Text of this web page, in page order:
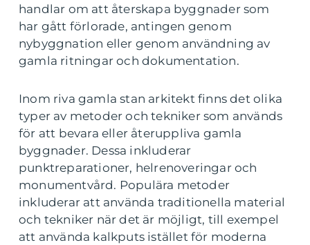
handlar om att återskapa byggnader som
har gått förlorade, antingen genom
nybyggnation eller genom användning av
gamla ritningar och dokumentation.
Inom riva gamla stan arkitekt finns det olika
typer av metoder och tekniker som används
för att bevara eller återuppliva gamla
byggnader. Dessa inkluderar
punktreparationer, helrenoveringar och
monumentvård. Populära metoder
inkluderar att använda traditionella material
och tekniker när det är möjligt, till exempel
att använda kalkputs istället för moderna